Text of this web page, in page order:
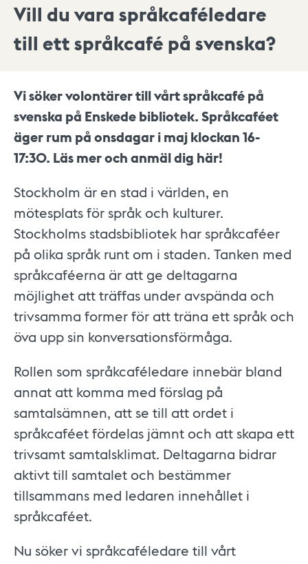
Vill du vara språkcaféledare
till ett språkcafé på svenska?
Vi söker volontärer till vårt språkcafé på
svenska på Enskede bibliotek. Språkcaféet
äger rum på onsdagar i maj klockan 16-
17:30. Läs mer och anmäl dig här!
Stockholm är en stad i världen, en
mötesplats för språk och kulturer.
Stockholms stadsbibliotek har språkcaféer
på olika språk runt om i staden. Tanken med
språkcaféerna är att ge deltagarna
möjlighet att träffas under avspända och
trivsamma former för att träna ett språk och
öva upp sin konversationsförmåga.
Rollen som språkcaféledare innebär bland
annat att komma med förslag på
samtalsämnen, att se till att ordet i
språkcaféet fördelas jämnt och att skapa ett
trivsamt samtalsklimat. Deltagarna bidrar
aktivt till samtalet och bestämmer
tillsammans med ledaren innehållet i
språkcaféet.
Nu söker vi språkcaféledare till vårt